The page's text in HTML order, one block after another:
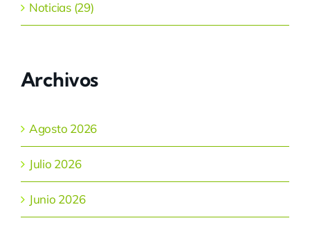
Noticias (29)
Archivos
Agosto 2026
Julio 2026
Junio 2026